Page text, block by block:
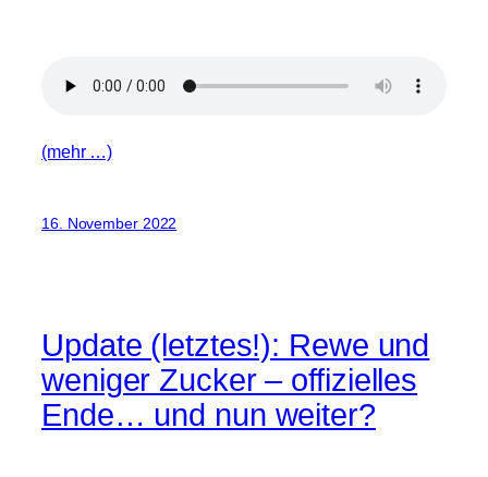
(mehr …)
16. November 2022
Update (letztes!): Rewe und
weniger Zucker – offizielles
Ende… und nun weiter?